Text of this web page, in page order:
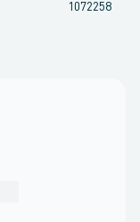
1072258